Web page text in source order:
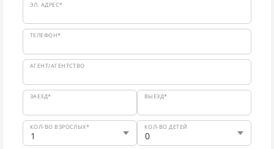
ЭЛ. АДРЕС*
ТЕЛЕФОН*
АГЕНТ/АГЕНТСТВО
ЗАЕЗД* ВЫЕЗД*
КОЛ-ВО ВЗРОСЛЫХ* КОЛ-ВО ДЕТЕЙ